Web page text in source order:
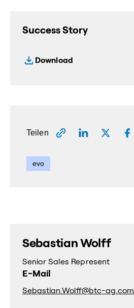
Success Story
Download
Teilen
evo
Sebastian Wolff
Senior Sales Represent
E-Mail
Sebastian.Wolff@btc-ag.com